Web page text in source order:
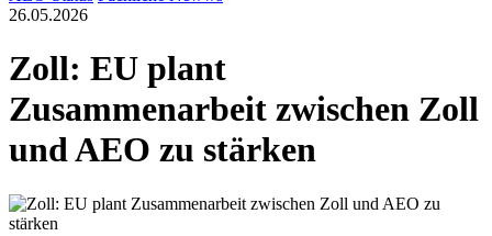
26.05.2026
Zoll: EU plant
Zusammenarbeit zwischen Zoll
und AEO zu stärken